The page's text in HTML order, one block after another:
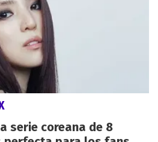
serie coreana de 8